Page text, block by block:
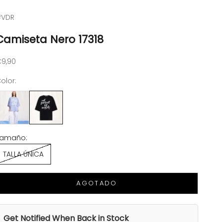
Nero 17318
de oferta
TALLA ÚNICA
AGOTADO
Get Notified When Back in Stock